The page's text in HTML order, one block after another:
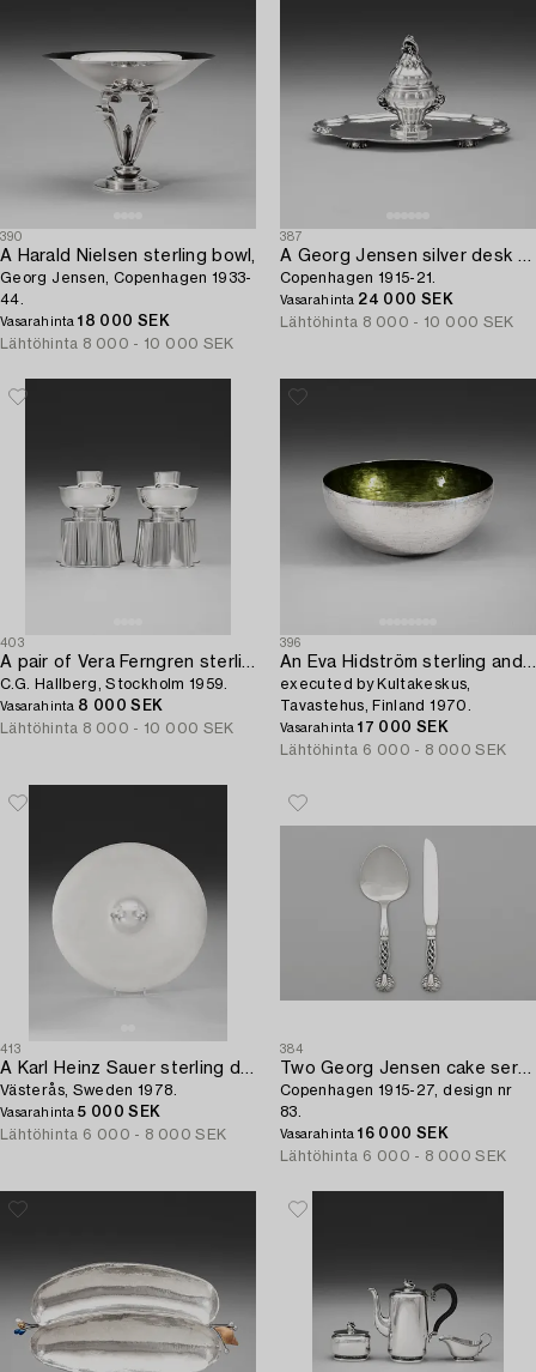
390
A Harald Nielsen sterling bowl,
Georg Jensen, Copenhagen 1933-
44.
Vasarahinta18 000 SEK
Lähtöhinta 8 000 - 10 000 SEK
387
A Georg Jensen silver desk set,
Copenhagen 1915-21.
Vasarahinta 24 000 SEK
Lähtöhinta 8 000 - 10 000 SEK
403
A pair of Vera Ferngren sterling candlesticks,
C.G. Hallberg, Stockholm 1959.
Vasarahinta 8 000 SEK
Lähtöhinta 8 000 - 10 000 SEK
396
An Eva Hidström sterling and green enamel bowl,
executed by Kultakeskus,
Tavastehus, Finland 1970.
Vasarahinta17 000 SEK
Lähtöhinta 6 000 - 8 000 SEK
413
A Karl Heinz Sauer sterling dish,
Västerås, Sweden 1978.
Vasarahinta5 000 SEK
Lähtöhinta 6 000 - 8 000 SEK
384
Two Georg Jensen cake servers,
Copenhagen 1915-27, design nr
83.
Vasarahinta16 000 SEK
Lähtöhinta 6 000 - 8 000 SEK